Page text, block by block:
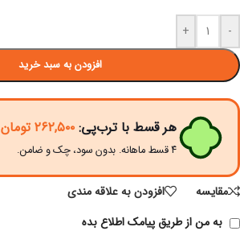
-
+
افزودن به سبد خرید
هر قسط با ترب‌پی: ۲۶۲,۵۰۰ تومان
۴ قسط ماهانه. بدون سود، چک و ضامن.
مقايسه
افزودن به علاقه مندی
به من از طریق پیامک اطلاع بده